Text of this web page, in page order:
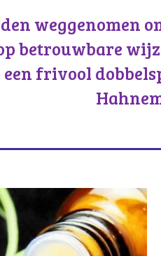
weggenomen
betrouwbare
frivool